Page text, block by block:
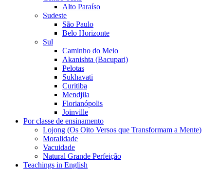
Alto Paraíso
Sudeste
São Paulo
Belo Horizonte
Sul
Caminho do Meio
Akanishta (Bacupari)
Pelotas
Sukhavati
Curitiba
Mendjila
Florianópolis
Joinville
Por classe de ensinamento
Lojong (Os Oito Versos que Transformam a Mente)
Moralidade
Vacuidade
Natural Grande Perfeição
Teachings in English